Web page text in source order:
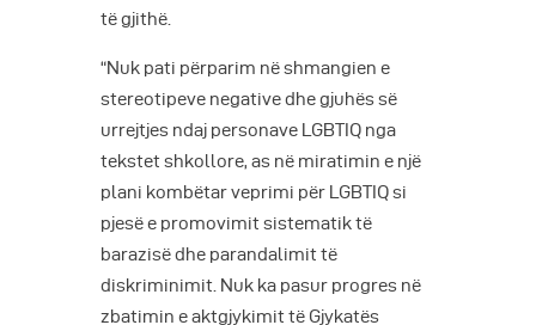
të gjithë.
“Nuk pati përparim në shmangien e
stereotipeve negative dhe gjuhës së
urrejtjes ndaj personave LGBTIQ nga
tekstet shkollore, as në miratimin e një
plani kombëtar veprimi për LGBTIQ si
pjesë e promovimit sistematik të
barazisë dhe parandalimit të
diskriminimit. Nuk ka pasur progres në
zbatimin e aktgjykimit të Gjykatës